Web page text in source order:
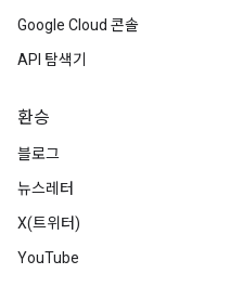
Google Cloud 콘솔
API 탐색기
환승
블로그
뉴스레터
X(트위터)
YouTube